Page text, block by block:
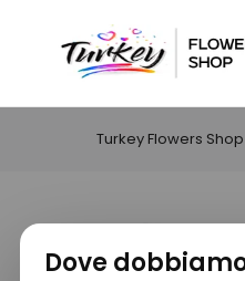
Dove
Turkey Flowers Shop